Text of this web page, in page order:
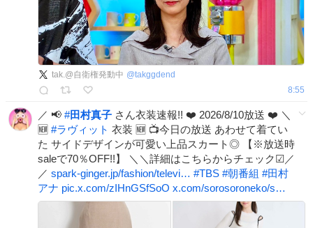
tak.@自衛権発動中 @takggdend
8:55
／ 📢 #田村真子 さん衣装速報!! ❤️ 2026/8/10放送 ❤️ ＼
🆕 #ラヴィット 衣装 🆕 📺今日の放送 あわせて着てい
た サイドデザインが可愛い上品スカート◎ 【※放送時
saleで70％OFF!!】 ＼＼詳細はこちらからチェック☑／
／ spark-ginger.jp/fashion/televi… #TBS #朝番組 #田村
アナ pic.x.com/zIHnGSfSoO x.com/sorosoroneko/s…